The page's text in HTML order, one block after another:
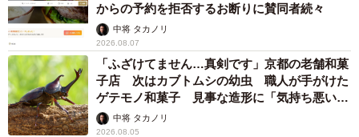
からの予約を拒否するお断りに賛同者続々
中将 タカノリ
2026.08.07
「ふざけてません…真剣です」京都の老舗和菓
子店 次はカブトムシの幼虫 職人が手がけた
ゲテモノ和菓子 見事な造形に「気持ち悪いく
らいリアル」
中将 タカノリ
2026.08.05